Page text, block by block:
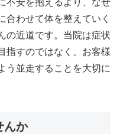
不安を抱えるより、なぜ
合わせて体を整えていく
の近道です。当院は症状
指すのではなく、お客様
う並走することを大切に
んか